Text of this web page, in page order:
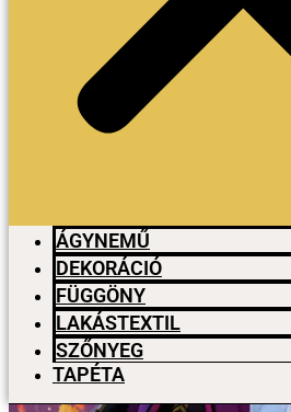
ÁGYNEMŰ
DEKORÁCIÓ
FÜGGÖNY
LAKÁSTEXTIL
SZŐNYEG
TAPÉTA